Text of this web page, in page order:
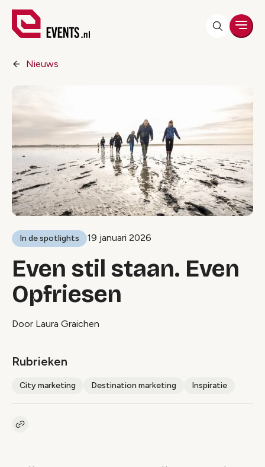
Nieuws
In de spotlights 19 januari 2026
Even stil staan. Even
Opfriesen
Door Laura Graichen
Rubrieken
City marketing Destination marketing Inspiratie
Kopieer link naar artikel